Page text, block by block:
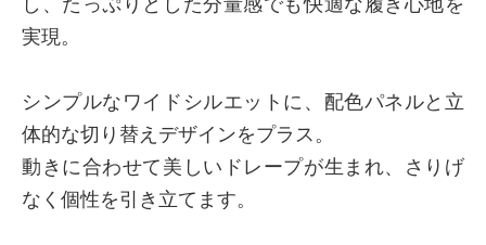
実現。
シンプルなワイドシルエットに、配色パネルと立
体的な切り替えデザインをプラス。
動きに合わせて美しいドレープが生まれ、さりげ
なく個性を引き立てます。